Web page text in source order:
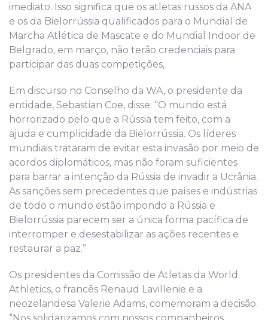
imediato. Isso significa que os atletas russos da ANA
e os da Bielorrússia qualificados para o Mundial de
Marcha Atlética de Mascate e do Mundial Indoor de
Belgrado, em março, não terão credenciais para
participar das duas competições,
Em discurso no Conselho da WA, o presidente da
entidade, Sebastian Coe, disse: “O mundo está
horrorizado pelo que a Rússia tem feito, com a
ajuda e cumplicidade da Bielorrússia. Os líderes
mundiais trataram de evitar esta invasão por meio de
acordos diplomáticos, mas não foram suficientes
para barrar a intenção da Rússia de invadir a Ucrânia.
As sanções sem precedentes que países e indústrias
de todo o mundo estão impondo a Rússia e
Bielorrússia parecem ser a única forma pacífica de
interromper e desestabilizar as ações recentes e
restaurar a paz.”
Os presidentes da Comissão de Atletas da World
Athletics, o francês Renaud Lavillenie e a
neozelandesa Valerie Adams, comemoram a decisão.